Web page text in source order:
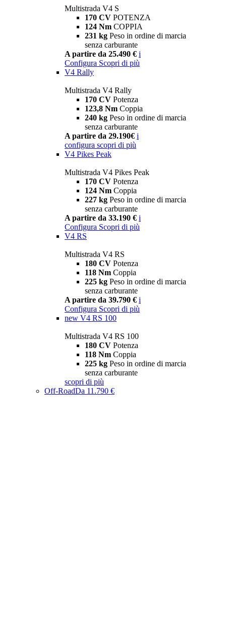
Multistrada V4 S
170 CV POTENZA
124 Nm COPPIA
231 kg Peso in ordine di marcia
senza carburante
A partire da 25.490 € i
Configura Scopri di più
V4 Rally
Multistrada V4 Rally
170 CV Potenza
123,8 Nm Coppia
240 kg Peso in ordine di marcia
senza carburante
A partire da 29.190€ i
configura scopri di più
V4 Pikes Peak
Multistrada V4 Pikes Peak
170 CV Potenza
124 Nm Coppia
227 kg Peso in ordine di marcia
senza carburante
A partire da 33.190 € i
Configura Scopri di più
V4 RS
Multistrada V4 RS
180 CV Potenza
118 Nm Coppia
225 kg Peso in ordine di marcia
senza carburante
A partire da 39.790 € i
Configura Scopri di più
new V4 RS 100
Multistrada V4 RS 100
180 CV Potenza
118 Nm Coppia
225 kg Peso in ordine di marcia
senza carburante
scopri di più
Off-RoadDa 11.790 €